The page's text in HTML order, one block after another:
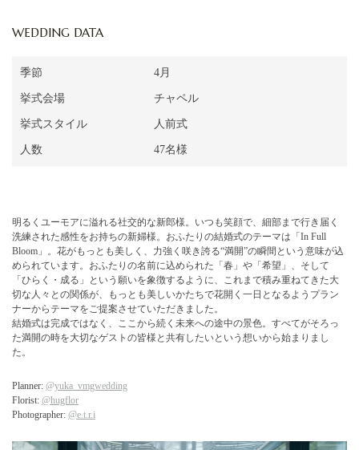
WEDDING DATA
季節 4月
挙式会場 チャペル
挙式スタイル 人前式
人数 47名様
明るくユーモアに溢れる社交的な新郎様。いつも笑顔で、細部まで行き届く
洗練された感性をお持ちの新婦様。おふたりの結婚式のテーマは「In Full
Bloom」。花がもっとも美しく、力強く咲き誇る“満開”の瞬間という意味が込
められています。おふたりの名前に込められた「春」や「希望」、そして
「ひらく・成る」という願いを象徴するように、これまで積み重ねてきた大
切な人々との関係が、もっとも美しいかたちで花開く一日となるようプラン
ナーからテーマをご提案させていただきました。
結婚式は完成ではなく、ここから続く未来への途中の景色。すべてがそろっ
た満開の時を大切なゲストの皆様と共有したいという想いから始まりまし
た。
Planner: @yuka_vmgwedding
Florist: @hugflor
Photographer: @e.t.r.i